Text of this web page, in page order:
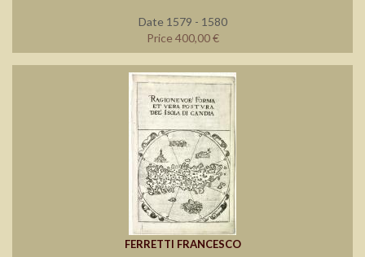
Date 1579 - 1580
Price 400,00 €
FERRETTI FRANCESCO